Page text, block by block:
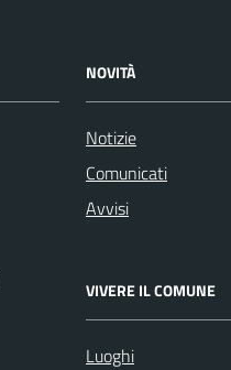
NOVITÀ
Notizie
Comunicati
Avvisi
VIVERE IL COMUNE
Luoghi